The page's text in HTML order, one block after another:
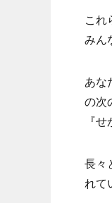
これ
みん
あな
の次
『
長々
れて